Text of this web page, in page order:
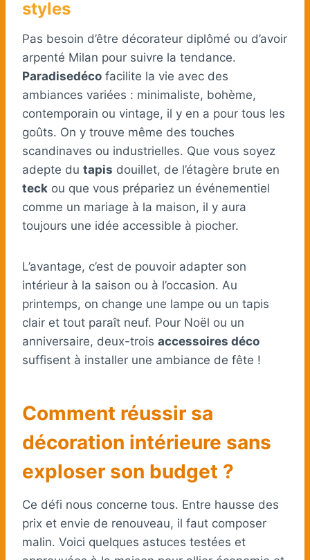
styles
Pas besoin d’être décorateur diplômé ou d’avoir
arpenté Milan pour suivre la tendance.
Paradisedéco facilite la vie avec des
ambiances variées : minimaliste, bohème,
contemporain ou vintage, il y en a pour tous les
goûts. On y trouve même des touches
scandinaves ou industrielles. Que vous soyez
adepte du tapis douillet, de l’étagère brute en
teck ou que vous prépariez un événementiel
comme un mariage à la maison, il y aura
toujours une idée accessible à piocher.
L’avantage, c’est de pouvoir adapter son
intérieur à la saison ou à l’occasion. Au
printemps, on change une lampe ou un tapis
clair et tout paraît neuf. Pour Noël ou un
anniversaire, deux-trois accessoires déco
suffisent à installer une ambiance de fête !
Comment réussir sa
décoration intérieure sans
exploser son budget ?
Ce défi nous concerne tous. Entre hausse des
prix et envie de renouveau, il faut composer
malin. Voici quelques astuces testées et